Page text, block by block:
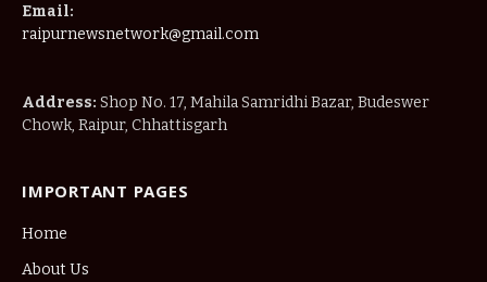
Email:
raipurnewsnetwork@gmail.com
Address: Shop No. 17, Mahila Samridhi Bazar, Budeswer
Chowk, Raipur, Chhattisgarh
IMPORTANT PAGES
Home
About Us